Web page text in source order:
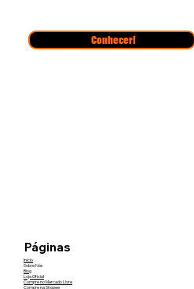
Conhecer!
Páginas
Início
Sobre Nós
Blog
Loja Oficial
Compre no Mercado Livre
Compre na Shopee